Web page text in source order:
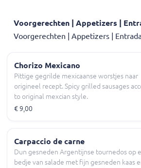
Voorgerechten | Appetizers |
Voorgerechten | Appetizers |
Chorizo Mexicano
Pittige gegrilde mexicaanse worstjes naar
origineel recept. Spicy grilled sausages
to original mexcian style.
€ 9,00
Carpaccio de carne
Dun gesneden Argentijnse tournedos op
bedje van salade met fijn gesneden kaas